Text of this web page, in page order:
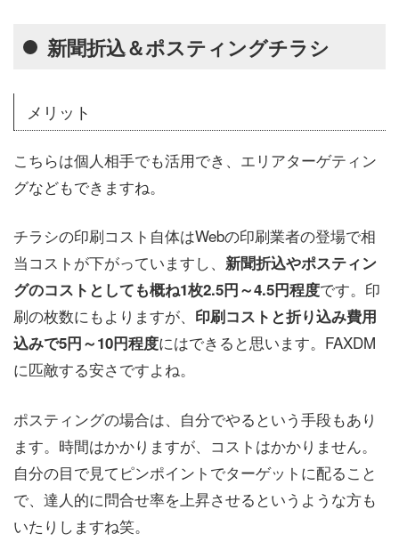
新聞折込＆ポスティングチラシ
メリット
こちらは個人相手でも活用でき、エリアターゲティン
グなどもできますね。
チラシの印刷コスト自体はWebの印刷業者の登場で相
当コストが下がっていますし、 新聞折込やポスティン
グのコストとしても概ね1枚2.5円～4.5円程度です。印
刷の枚数にもよりますが、 印刷コストと折り込み費用
込みで5円～10円程度にはできると思います。FAXDM
に匹敵する安さですよね。
ポスティングの場合は、自分でやるという手段もあり
ます。時間はかかりますが、コストはかかりません。
自分の目で見てピンポイントでターゲットに配ること
で、達人的に問合せ率を上昇させるというような方も
いたりしますね笑。